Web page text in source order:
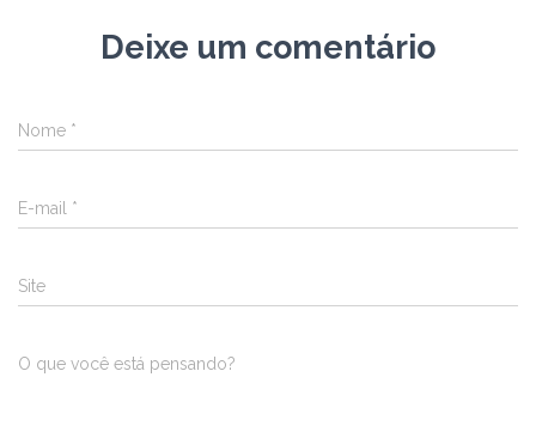
Deixe um comentário
Nome *
E-mail *
Site
O que você está pensando?